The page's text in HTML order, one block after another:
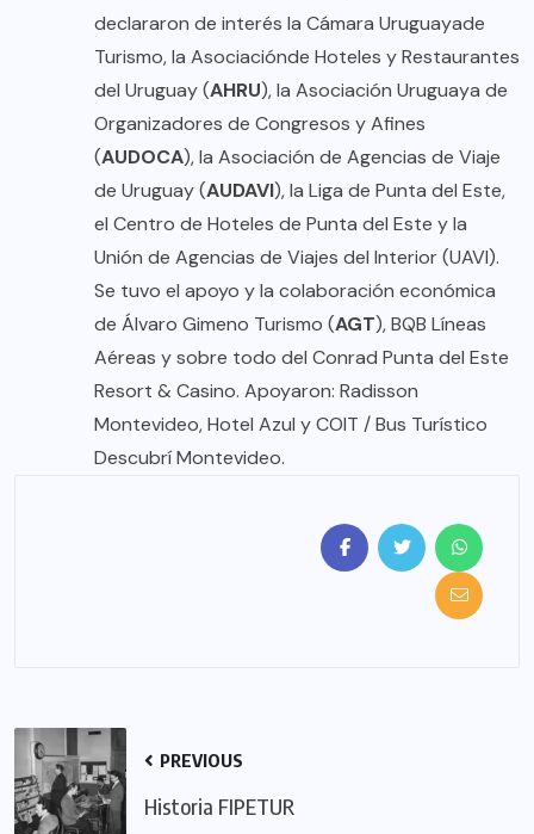
declararon de interés la Cámara Uruguayade
Turismo, la Asociaciónde Hoteles y Restaurantes
del Uruguay (AHRU), la Asociación Uruguaya de
Organizadores de Congresos y Afines
(AUDOCA), la Asociación de Agencias de Viaje
de Uruguay (AUDAVI), la Liga de Punta del Este,
el Centro de Hoteles de Punta del Este y la
Unión de Agencias de Viajes del Interior (UAVI).
Se tuvo el apoyo y la colaboración económica
de Álvaro Gimeno Turismo (AGT), BQB Líneas
Aéreas y sobre todo del Conrad Punta del Este
Resort & Casino. Apoyaron: Radisson
Montevideo, Hotel Azul y COIT / Bus Turístico
Descubrí Montevideo.
PREVIOUS
Historia FIPETUR